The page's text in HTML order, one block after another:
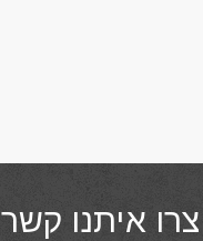
צרו איתנו קשר